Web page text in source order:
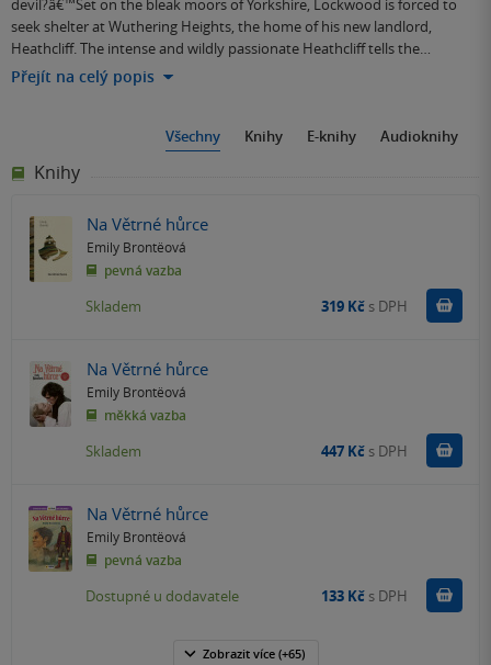
seek shelter at Wuthering Heights, the home of his new landlord,
Heathcliff. The intense and wildly passionate Heathcliff tells the…
Přejít na celý popis
Všechny Knihy E-knihy Audioknihy
Knihy
Na Větrné hůrce
Emily Brontëová
pevná vazba
Skladem 319 Kč s DPH
Na Větrné hůrce
Emily Brontëová
měkká vazba
Skladem 447 Kč s DPH
Na Větrné hůrce
Emily Brontëová
pevná vazba
Dostupné u dodavatele 133 Kč s DPH
Zobrazit více(+65)